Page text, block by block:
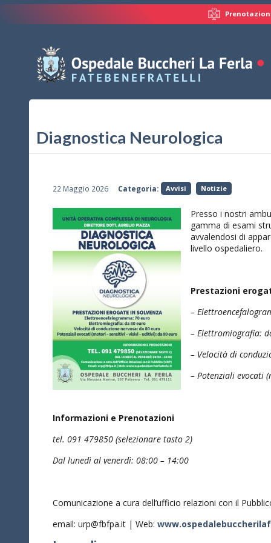
Diagnostica Neurologica
22 Maggio 2026 Categoria: Avvisi Notizie
Presso i nostri
gamma di esami
avvalendosi di
livello ospedaliero.
Prestazioni
–
– Elettromiografia:
– Velocità di
– Potenziali evocati
Informazioni e Prenotazioni
tel. 091 479850 (selezionare tasto 2)
Dal lunedì al venerdì: 08:00 – 14:00
Comunicazione a cura dell’ufficio relazioni con il
email: urp@fbfpa.it | Web: